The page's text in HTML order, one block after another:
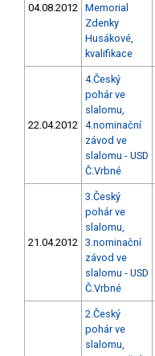
04.08.2012 Memorial
Zdenky
Husákové,
kvalifikace
22.04.2012
4.Český
pohár ve
slalomu,
4.nominační
závod ve
slalomu - USD
Č.Vrbné
21.04.2012
3.Český
pohár ve
slalomu,
3.nominační
závod ve
slalomu - USD
Č.Vrbné
2.Český
pohár ve
slalomu,